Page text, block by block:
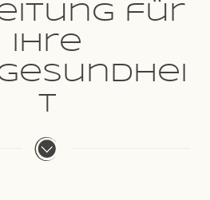
für
Ihre